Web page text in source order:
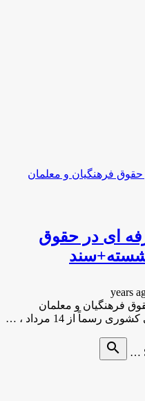
ای در حقوق
فرهنگیان و معلمان
از 14 مرداد ، …
search